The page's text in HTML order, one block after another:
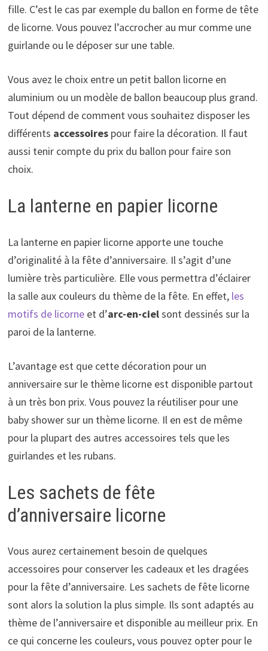
fille. C’est le cas par exemple du ballon en forme de tête
de licorne. Vous pouvez l’accrocher au mur comme une
guirlande ou le déposer sur une table.
Vous avez le choix entre un petit ballon licorne en
aluminium ou un modèle de ballon beaucoup plus grand.
Tout dépend de comment vous souhaitez disposer les
différents accessoires pour faire la décoration. Il faut
aussi tenir compte du prix du ballon pour faire son
choix.
La lanterne en papier licorne
La lanterne en papier licorne apporte une touche
d’originalité à la fête d’anniversaire. Il s’agit d’une
lumière très particulière. Elle vous permettra d’éclairer
la salle aux couleurs du thème de la fête. En effet, les
motifs de licorneet d’arc-en-cielsont dessinés sur la
paroi de la lanterne.
L’avantage est que cette décoration pour un
anniversaire sur le thème licorne est disponible partout
à un très bon prix. Vous pouvez la réutiliser pour une
baby shower sur un thème licorne. Il en est de même
pour la plupart des autres accessoires tels que les
guirlandes et les rubans.
Les sachets de fête
d’anniversaire licorne
Vous aurez certainement besoin de quelques
accessoires pour conserver les cadeaux et les dragées
pour la fête d’anniversaire. Les sachets de fête licorne
sont alors la solution la plus simple. Ils sont adaptés au
thème de l’anniversaire et disponible au meilleur prix. En
ce qui concerne les couleurs, vous pouvez opter pour le